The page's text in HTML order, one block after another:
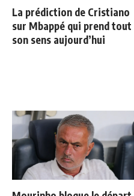
La prédiction de Cristiano
sur Mbappé qui prend tout
son sens aujourd’hui